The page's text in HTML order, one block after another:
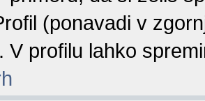
(ponavadi v
V profilu lahko